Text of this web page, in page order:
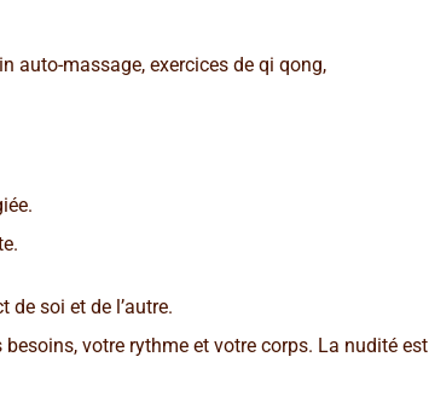
auto-massage, exercices de qi qong,
soi et de l’autre.
votre rythme et votre corps. La nudité est